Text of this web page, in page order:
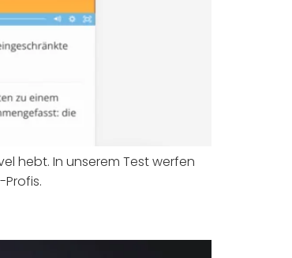
hebt. In unserem Test werfen